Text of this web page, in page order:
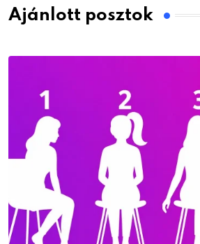
Ajánlott posztok